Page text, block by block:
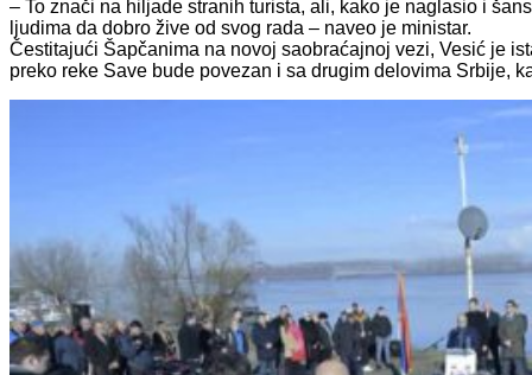
– To znači na hiljade stranih turista, ali, kako je naglasio i
ljudima da dobro žive od svog rada – naveo je ministar.
Čestitajući Šapčanima na novoj saobraćajnoj vezi, Vesić je
preko reke Save bude povezan i sa drugim delovima Srbije,